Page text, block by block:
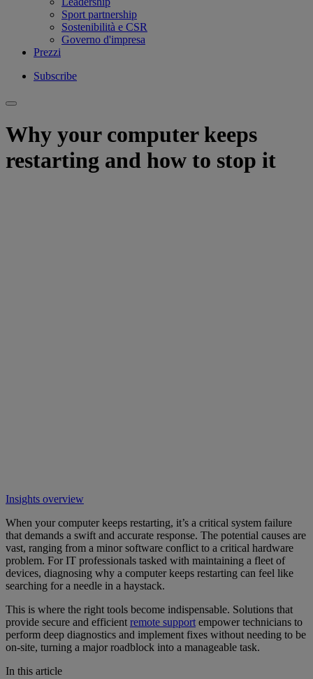
Sport partnership
Sostenibilità e CSR
Governo d'impresa
Prezzi
Subscribe
Why your computer keeps
restarting and how to stop it
Insights overview
When your computer keeps restarting, it’s a critical system failure
that demands a swift and accurate response. The potential causes are
vast, ranging from a minor software conflict to a critical hardware
problem. For IT professionals tasked with maintaining a fleet of
devices, diagnosing why a computer keeps restarting can feel like
searching for a needle in a haystack.
This is where the right tools become indispensable. Solutions that
provide secure and efficient remote support empower technicians to
perform deep diagnostics and implement fixes without needing to be
on-site, turning a major roadblock into a manageable task.
In this article